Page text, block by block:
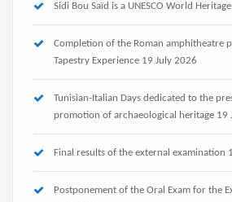
Sidi Bou Saïd is a UNESCO World
Completion of the Roman amphitheatre
Tapestry Experience 19 July 2026
Tunisian-Italian Days dedicated to the
promotion of archaeological heritage 19
Final results of the external examination
Postponement of the Oral Exam for the